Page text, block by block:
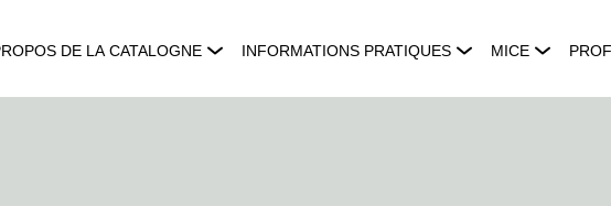
DE LA CATALOGNE INFORMATIONS PRATIQUES MICE